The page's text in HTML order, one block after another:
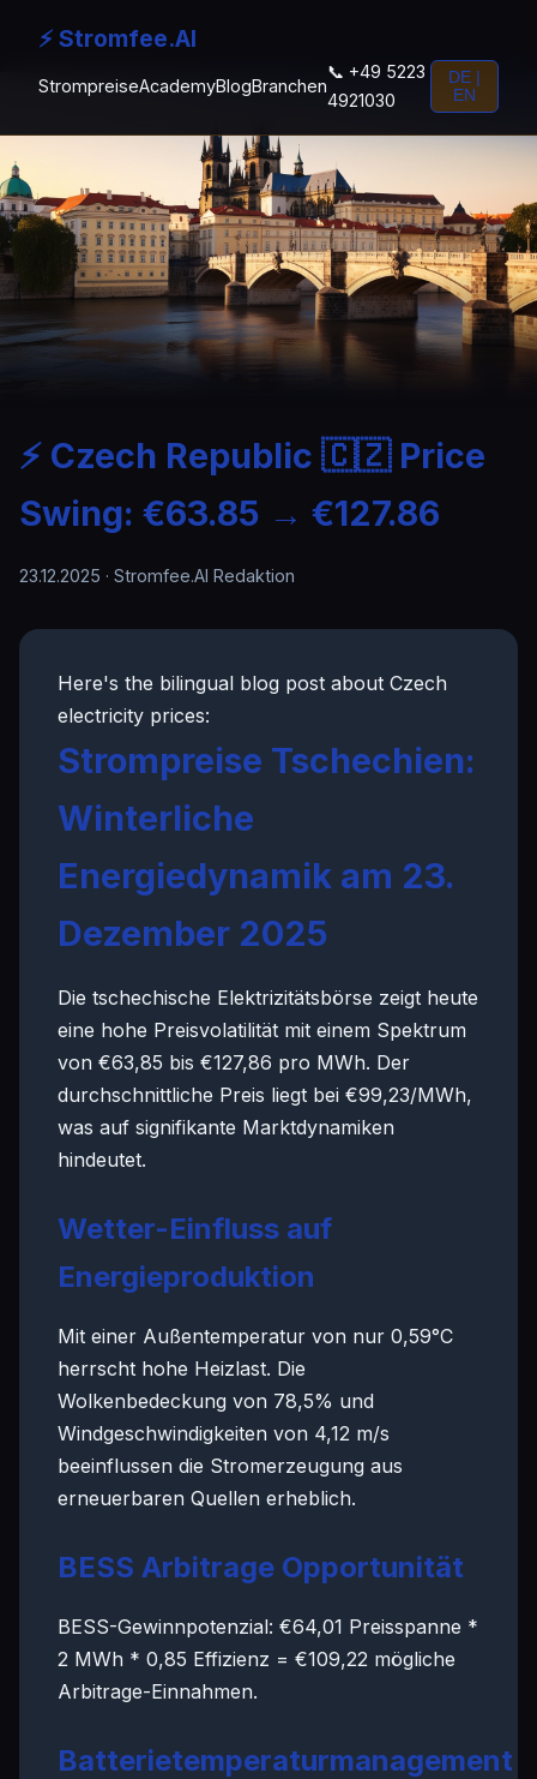
⚡ Stromfee.AI
StrompreiseAcademyBlogBranchen
📞 +49 5223
4921030
DE |
EN
⚡ Czech Republic 🇨🇿 Price
Swing: €63.85 → €127.86
23.12.2025 · Stromfee.AI Redaktion
Here's the bilingual blog post about Czech
electricity prices:
Strompreise Tschechien:
Winterliche
Energiedynamik am 23.
Dezember 2025
Die tschechische Elektrizitätsbörse zeigt heute
eine hohe Preisvolatilität mit einem Spektrum
von €63,85 bis €127,86 pro MWh. Der
durchschnittliche Preis liegt bei €99,23/MWh,
was auf signifikante Marktdynamiken
hindeutet.
Wetter-Einfluss auf
Energieproduktion
Mit einer Außentemperatur von nur 0,59°C
herrscht hohe Heizlast. Die
Wolkenbedeckung von 78,5% und
Windgeschwindigkeiten von 4,12 m/s
beeinflussen die Stromerzeugung aus
erneuerbaren Quellen erheblich.
BESS Arbitrage Opportunität
BESS-Gewinnpotenzial: €64,01 Preisspanne *
2 MWh * 0,85 Effizienz = €109,22 mögliche
Arbitrage-Einnahmen.
Batterietemperaturmanagement